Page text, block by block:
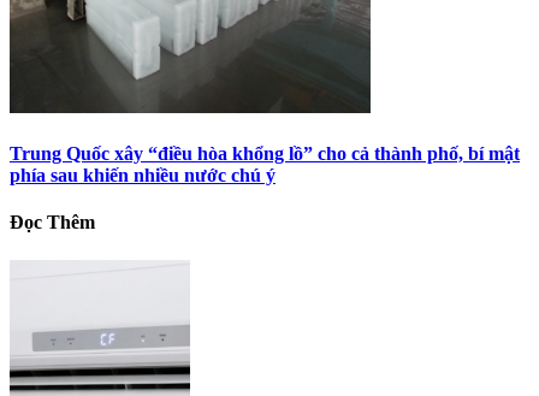
Trung Quốc xây “điều hòa khổng lồ” cho cả thành phố, bí mật
phía sau khiến nhiều nước chú ý
Đọc Thêm